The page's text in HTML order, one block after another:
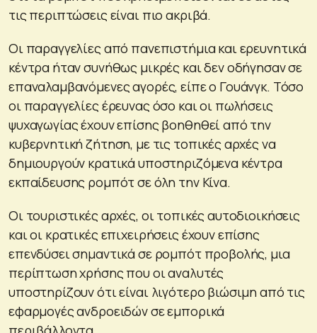
τις περιπτώσεις είναι πιο ακριβά.
Οι παραγγελίες από πανεπιστήμια και ερευνητικά
κέντρα ήταν συνήθως μικρές και δεν οδήγησαν σε
επαναλαμβανόμενες αγορές, είπε ο Γουάνγκ. Τόσο
οι παραγγελίες έρευνας όσο και οι πωλήσεις
ψυχαγωγίας έχουν επίσης βοηθηθεί από την
κυβερνητική ζήτηση, με τις τοπικές αρχές να
δημιουργούν κρατικά υποστηριζόμενα κέντρα
εκπαίδευσης ρομπότ σε όλη την Κίνα.
Οι τουριστικές αρχές, οι τοπικές αυτοδιοικήσεις
και οι κρατικές επιχειρήσεις έχουν επίσης
επενδύσει σημαντικά σε ρομπότ προβολής, μια
περίπτωση χρήσης που οι αναλυτές
υποστηρίζουν ότι είναι λιγότερο βιώσιμη από τις
εφαρμογές ανδροειδών σε εμπορικά